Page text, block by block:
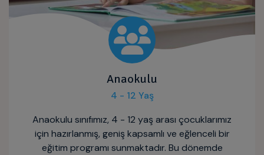
Anaokulu
4 - 12 Yaş
Anaokulu sınıfımız, 4 - 12 yaş arası çocuklarımız
için hazırlanmış, geniş kapsamlı ve eğlenceli bir
eğitim programı sunmaktadır. Bu dönemde